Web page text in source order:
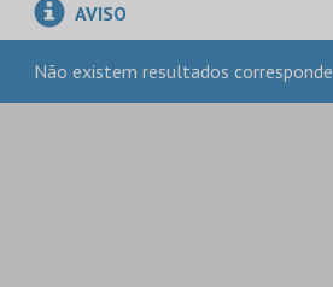
DESPORTO & AVENTURA
AVISO
Não existem resultados